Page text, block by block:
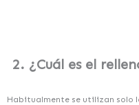
2. ¿Cuál es el
Habitualmente se utilizan solo